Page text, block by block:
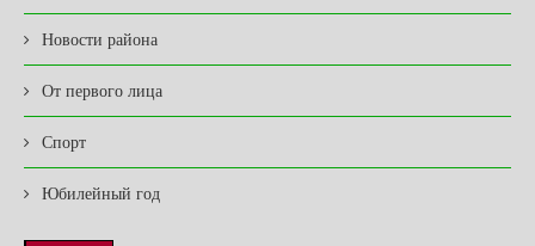
Новости района
От первого лица
Спорт
Юбилейный год